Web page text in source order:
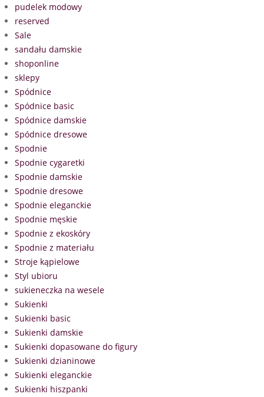
pudelek modowy
reserved
Sale
sandału damskie
shoponline
sklepy
Spódnice
Spódnice basic
Spódnice damskie
Spódnice dresowe
Spodnie
Spodnie cygaretki
Spodnie damskie
Spodnie dresowe
Spodnie eleganckie
Spodnie męskie
Spodnie z ekoskóry
Spodnie z materiału
Stroje kąpielowe
Styl ubioru
sukieneczka na wesele
Sukienki
Sukienki basic
Sukienki damskie
Sukienki dopasowane do figury
Sukienki dzianinowe
Sukienki eleganckie
Sukienki hiszpanki